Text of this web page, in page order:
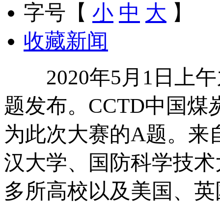
字号【 小 中 大 】
收藏新闻
2020年5月1日上午
题发布。CCTD中国煤
为此次大赛的A题。来
汉大学、国防科学技
多所高校以及美国、